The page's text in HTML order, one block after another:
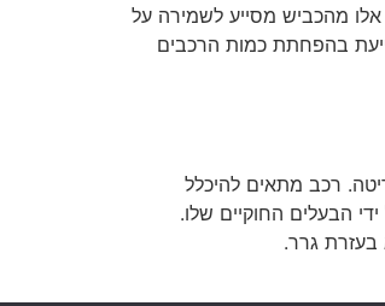
אלו מהכביש מסייע לשמירה על
בהפחתת כמות הרכבים
רכב מתאים להיכלל
על ידי הבעלים החוקיים שלו.
בעזרת גרר.